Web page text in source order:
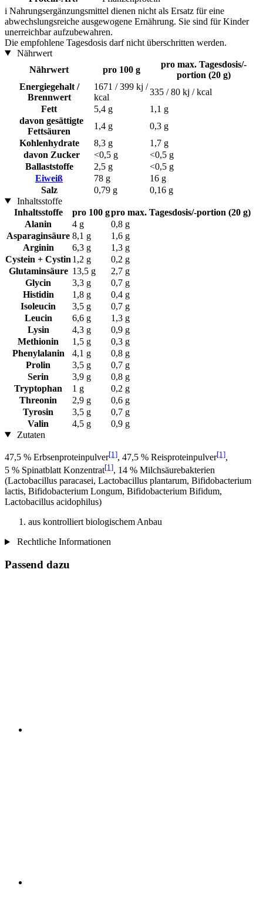
i Nahrungsergänzungsmittel dienen nicht als Ersatz für eine
abwechslungsreiche ausgewogene Ernährung. Sie sind für Kinder
unerreichbar aufzubewahren.
Die empfohlene Tagesdosis darf nicht überschritten werden.
Nährwert
Nährwert
pro 100 g
pro max. Tagesdosis/-
portion (20 g)
Energiegehalt /
Brennwert
1671 / 399 kj /
kcal
335 / 80 kj / kcal
Fett
5,4 g
1,1 g
davon gesättigte
Fettsäuren
1,4 g
0,3 g
Kohlenhydrate
8,3 g
1,7 g
davon Zucker
<0,5 g
<0,5 g
Ballaststoffe
2,5 g
<0,5 g
Eiweiß
78 g
16 g
Salz
0,79 g
0,16 g
Inhaltsstoffe
Inhaltsstoffe
pro 100 gpro max. Tagesdosis/-portion (20 g)
Alanin
4 g
0,8 g
Asparaginsäure 8,1 g
1,6 g
Arginin
6,3 g
1,3 g
Cystein + Cystin 1,2 g
0,2 g
Glutaminsäure 13,5 g
2,7 g
Glycin
3,3 g
0,7 g
Histidin
1,8 g
0,4 g
Isoleucin
3,5 g
0,7 g
Leucin
6,6 g
1,3 g
Lysin
4,3 g
0,9 g
Methionin
1,5 g
0,3 g
Phenylalanin
4,1 g
0,8 g
Prolin
3,5 g
0,7 g
Serin
3,9 g
0,8 g
Tryptophan
1 g
0,2 g
Threonin
2,9 g
0,6 g
Tyrosin
3,5 g
0,7 g
Valin
4,5 g
0,9 g
Zutaten
47,5 % Erbsenproteinpulver[1], 47,5 % Reisproteinpulver[1],
5 % Spinatblatt Konzentrat[1], 14 % Milchsäurebakterien
(Lactobacillus paracasei, Lactobacillus plantarum, Bifidobacterium
lactis, Bifidobacterium Longum, Bifidobacterium Bifidum,
Lactobacillus acidophilus)
aus kontrolliert biologischem Anbau
Rechtliche Informationen
Passend dazu